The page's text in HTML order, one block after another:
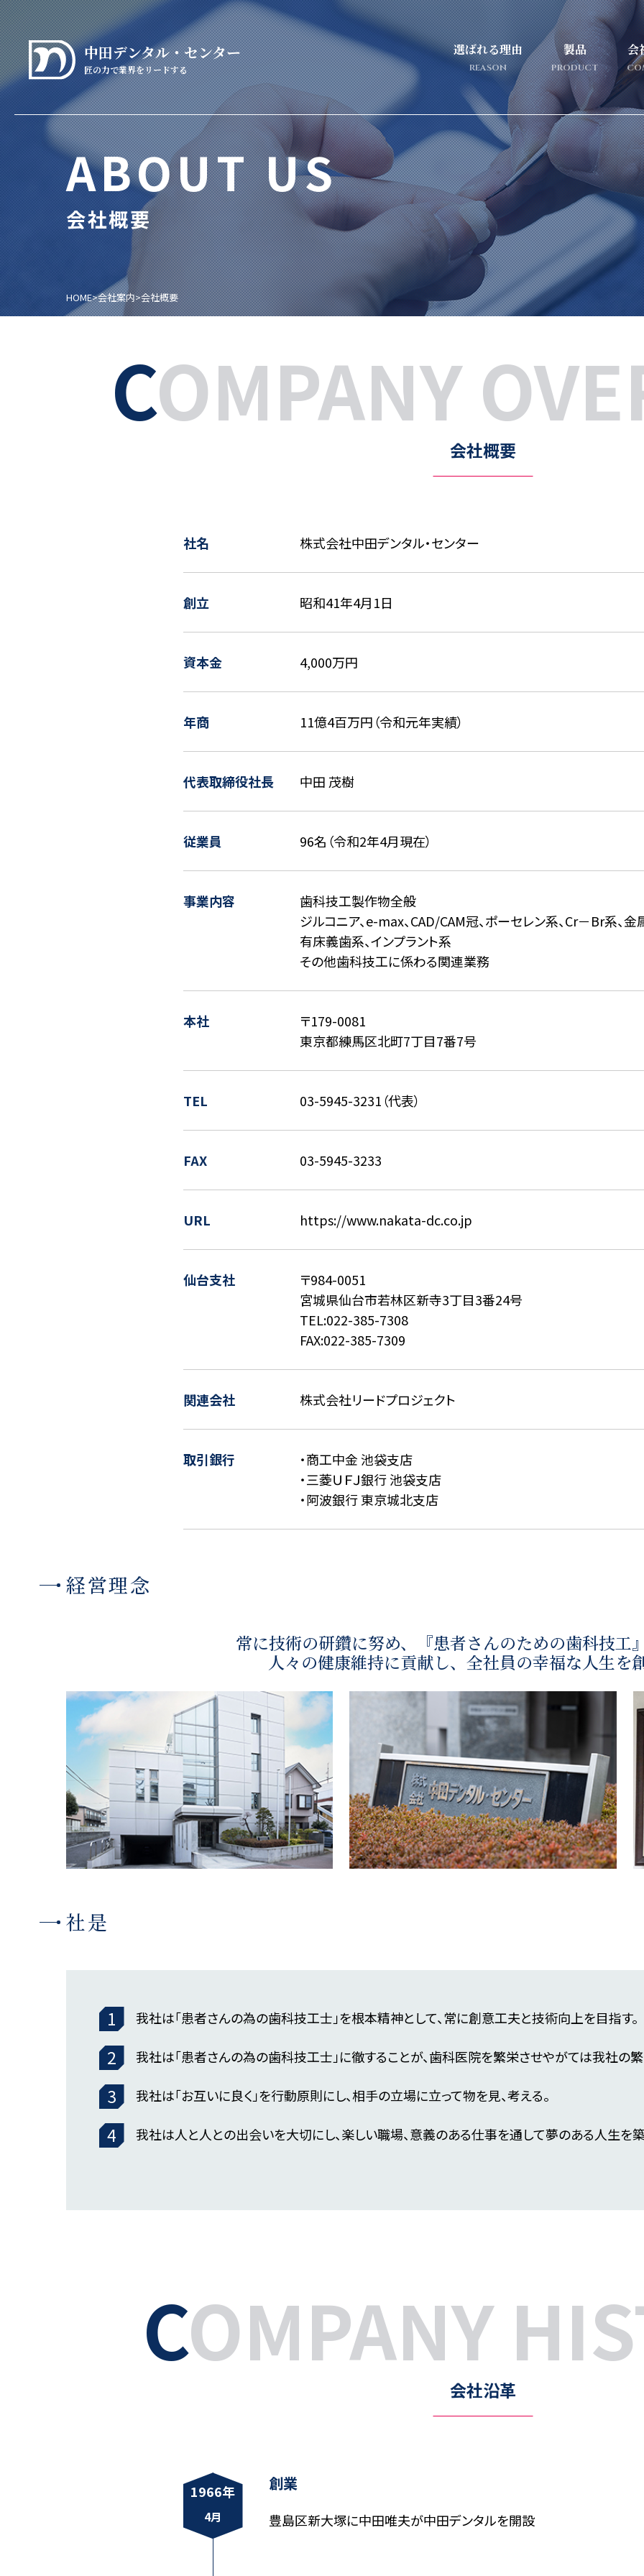
中田デンタル・センター
匠の力で業界をリードする
選ばれる理由
REASON
製品
PRODUCT
会
HOME>会社案内>会社概要
ABOUT US
会社概要
COMPANY
会社概要
社名 株式会社中田デンタル・センター
創立 昭和41年4月1日
資本金 4,000万円
年商 11億4百万円（令和元年実績）
代表取締役社長 中田 茂樹
従業員 96名（令和2年4月現在）
事業内容
歯科技工製作物全般
ジルコニア、e-max、CAD/CAM冠、ポーセレン系、Cr－Br系、金
有床義歯系、インプラント系
その他歯科技工に係わる関連業務
本社
〒179-0081
東京都練馬区北町7丁目7番7号
TEL 03-5945-3231（代表）
FAX 03-5945-3233
URL https://www.nakata-dc.co.jp
仙台支社
〒984-0051
宮城県仙台市若林区新寺3丁目3番24号
TEL:022-385-7308
FAX:022-385-7309
関連会社 株式会社リードプロジェクト
取引銀行
・商工中金 池袋支店
・三菱ＵＦＪ銀行 池袋支店
・阿波銀行 東京城北支店
経営理念
常に技術の研鑽に努め、
『患者さんのための歯科技工
人々の健康維持に貢献し、 全社員の幸福な人生を
社是
我社は「患者さんの為の歯科技工士」を根本精神として、常に創意工夫と技術向上を目指す。
我社は「患者さんの為の歯科技工士」に徹することが、歯科医院を繁栄させやがては我社の
我社は「お互いに良く」を行動原則にし、相手の立場に立って物を見、考える。
我社は人と人との出会いを大切にし、楽しい職場、意義のある仕事を通して夢のある人生を築
COMPANY
会社沿革
1966年
4月
創業
豊島区新大塚に中田唯夫が中田デンタルを開設